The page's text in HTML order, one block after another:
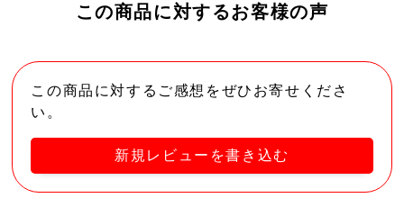
この商品に対するお客様の声
この商品に対するご感想をぜひお寄せくださ
い。
新規レビューを書き込む